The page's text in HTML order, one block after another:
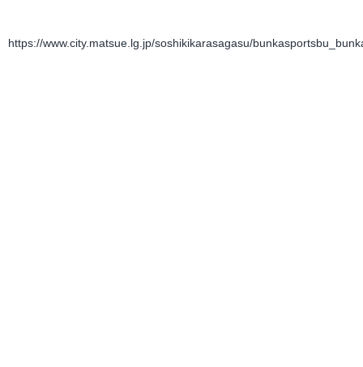
https://www.city.matsue.lg.jp/soshikikarasagasu/